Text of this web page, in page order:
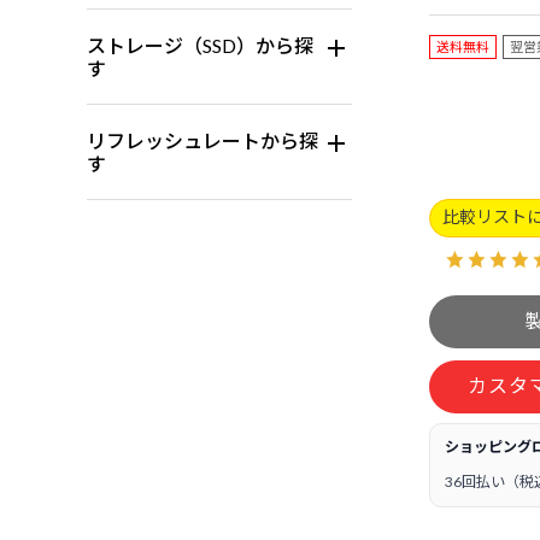
ストレージ（SSD）から探
す
リフレッシュレートから探
す
送料無料 翌営
比較リスト
カスタ
ショッピング
36回払い（税